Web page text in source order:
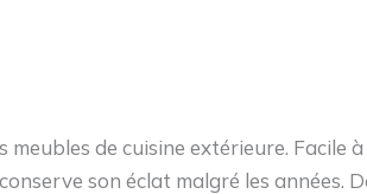
de cuisine extérieure. Facile à
son éclat malgré les années.